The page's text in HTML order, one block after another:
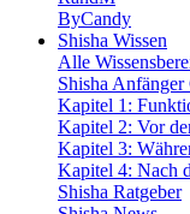
ByCandy
Shisha Wissen
Alle
Shisha Anfänger
Kapitel 1:
Kapitel 2: Vor
Kapitel 3:
Kapitel 4: Nach
Shisha Ratgeber